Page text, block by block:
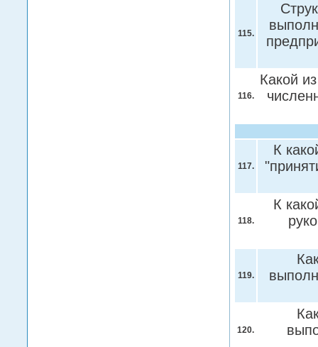
115.
116.
Какой
117.
К
118.
К
119.
120.